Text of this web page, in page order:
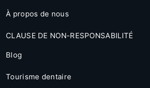
À propos de nous
CLAUSE DE NON-RESPONSABILITÉ
Blog
Tourisme dentaire